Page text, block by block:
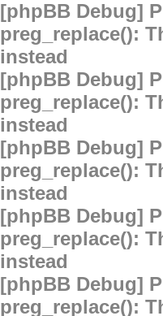
[phpBB Debug]
preg_replace():
instead
[phpBB Debug]
preg_replace():
instead
[phpBB Debug]
preg_replace():
instead
[phpBB Debug]
preg_replace():
instead
[phpBB Debug]
preg_replace():